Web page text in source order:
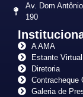
Av. Dom
190
A AMA
Estante Virtual
Diretoria
Contracheque
Galeria de